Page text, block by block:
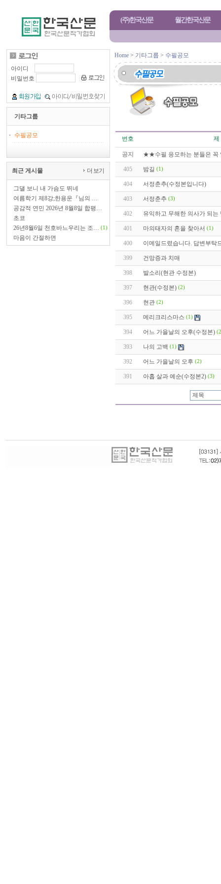
(주)한국산문 월간한국산문
아이디
비밀번호
기타그룹
수필공모
최근 게시물 더 보기
그댈 보니 내 가슴도 뛰네
여름학기 제8강;한용운『님의 …
공감적 연민 2026년 8월8일 합평…
초코
26년8월6일 천호바느우리는 조… (1)
마음이 간절하면
Home > 기타그룹 > 수필공모
번호
공지 ★★수필 응모하는 분들은 꼭
405 밤길 (1)
404 서정춘추(수정본입니다)
403 서정춘추 (3)
402 유익하고 무해한 의사가 되는
401 마의태자의 혼을 찾아서 (1)
400 이메일드렸습니다. 답변부탁
399 건망증과 치매
398 발소리(현관 수정본)
397 현관(수정본) (2)
396 현관 (2)
395 메리크리스마스 (1)
394 어느 가을날의 오후(수정본)
393 나의 고백 (1)
392 어느 가을날의 오후 (2)
391 아홉 살과 예순(수정본2) (3)